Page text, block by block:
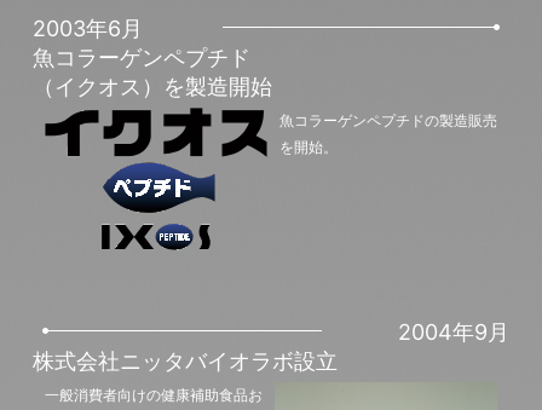
2003年6月
魚コラーゲンペプチド
（イクオス）を製造開始
魚コラーゲンペプチドの製造販売
を開始。
2004年9月
株式会社ニッタバイオラボ設立
一般消費者向けの健康補助食品お